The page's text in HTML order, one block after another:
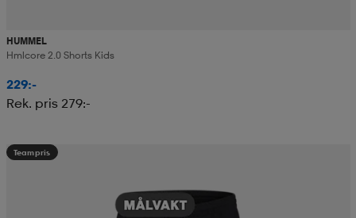
HUMMEL
Hmlcore 2.0 Shorts Kids
229:-
Rek. pris 279:-
Teampris